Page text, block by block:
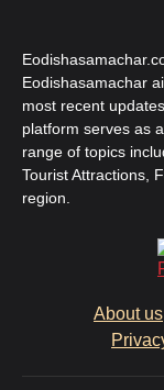
Eodishasamachar
most recent
platform serves as
range of topics
Tourist Attractions,
region.
About us